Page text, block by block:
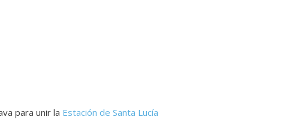
para unir la Estación de Santa Lucía